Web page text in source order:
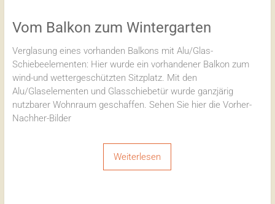
Vom Balkon zum Wintergarten
Verglasung eines vorhanden Balkons mit Alu/Glas-
Schiebeelementen: Hier wurde ein vorhandener Balkon zum
wind-und wettergeschützten Sitzplatz. Mit den
Alu/Glaselementen und Glasschiebetür wurde ganzjärig
nutzbarer Wohnraum geschaffen. Sehen Sie hier die Vorher-
Nachher-Bilder
Weiterlesen